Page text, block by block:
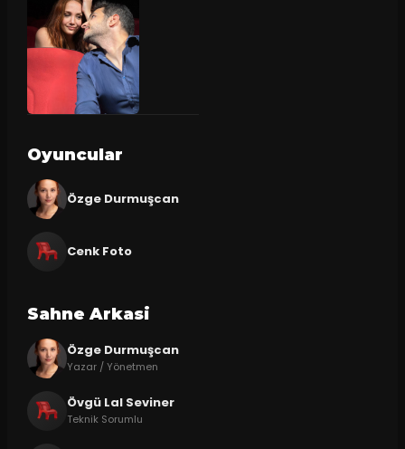
Oyuncular
Özge Durmuşcan
Cenk Foto
Sahne Arkasi
Özge Durmuşcan
Yazar / Yönetmen
Övgü Lal Seviner
Teknik Sorumlu